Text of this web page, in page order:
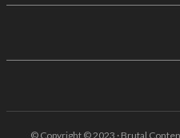
© Copyright © 2023 · Brutal